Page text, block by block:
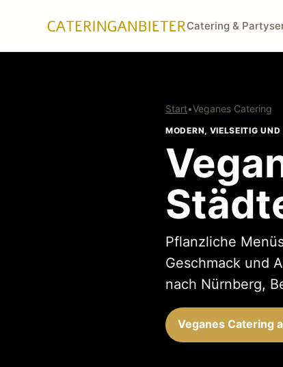
Catering &
Start•Veganes Catering
MODERN, VIELSEITIG
Pflanzliche
Geschmack und
nach Nürnberg,
Veganes Catering